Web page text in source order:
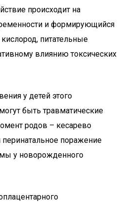
происходит на
и формирующийся
питательные
влиянию токсических
у детей этого
быть травматические
родов – кесарево
поражение
у новорожденного